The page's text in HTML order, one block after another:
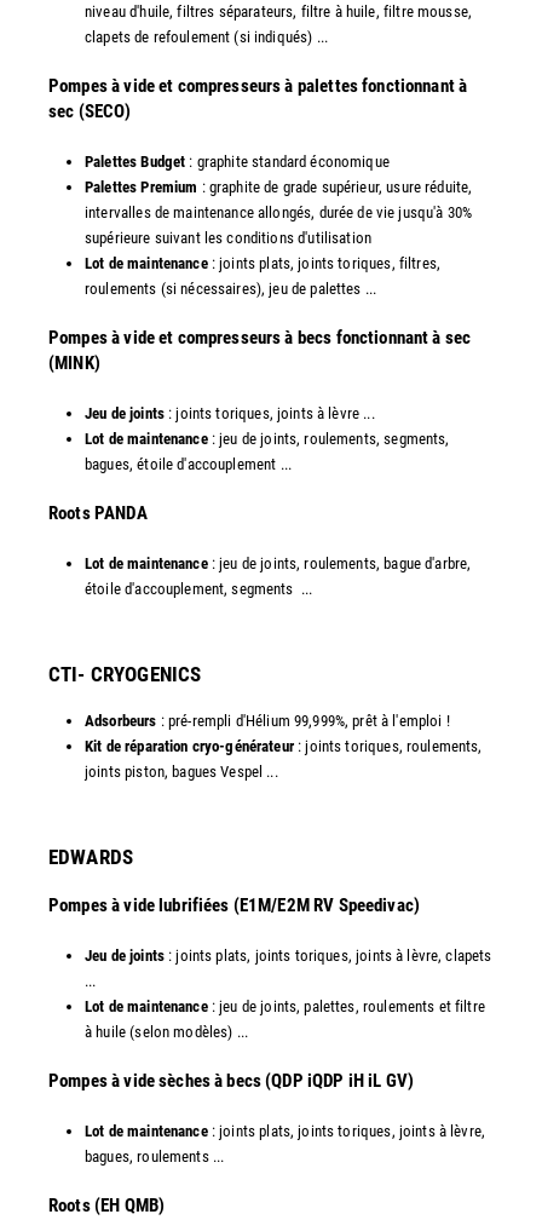
niveau d'huile, filtres séparateurs, filtre à huile, filtre mousse,
clapets de refoulement (si indiqués) ...
​Pompes à vide et compresseurs à palettes fonctionnant à
sec (SECO)
Palettes Budget : graphite standard économique
Palettes Premium : graphite de grade supérieur, usure réduite,
intervalles de maintenance allongés, durée de vie jusqu'à 30%
supérieure suivant les conditions d'utilisation
Lot de maintenance: joints plats, joints toriques, filtres,
roulements (si nécessaires), jeu de palettes ...
Pompes à vide et compresseurs à becs fonctionnant à sec
(MINK)
Jeu de joints: joints toriques, joints à lèvre ...
Lot de maintenance: jeu de joints, roulements, segments,
bagues, étoile d'accouplement ...
​Roots PANDA
Lot de maintenance: jeu de joints, roulements, bague d'arbre,
étoile d'accouplement, segments ...​
CTI- CRYOGENICS
Adsorbeurs : pré-rempli d'Hélium 99,999%, prêt à l'emploi !
Kit de réparation cryo-générateur: joints toriques, roulements,
joints piston, bagues Vespel ... ​
EDWARDS
Pompes à vide lubrifiées (E1M/E2M RV Speedivac)
Jeu de joints: joints plats, joints toriques, joints à lèvre, clapets
...
Lot de maintenance: jeu de joints, palettes, roulements et filtre
à huile (selon modèles) ...
​Pompes à vide sèches à becs (QDP iQDP iH iL GV)
Lot de maintenance: joints plats, joints toriques, joints à lèvre,
bagues, roulements ...
Roots (EH QMB)